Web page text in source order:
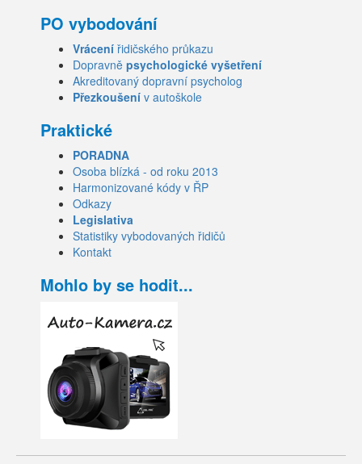
PO vybodování
Vrácení řidičského průkazu
Dopravně psychologické vyšetření
Akreditovaný dopravní psycholog
Přezkoušení v autoškole
Praktické
PORADNA
Osoba blízká - od roku 2013
Harmonizované kódy v ŘP
Odkazy
Legislativa
Statistiky vybodovaných řidičů
Kontakt
Mohlo by se hodit...